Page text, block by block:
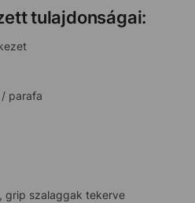
tulajdonságai:
parafa
grip szalaggak tekerve